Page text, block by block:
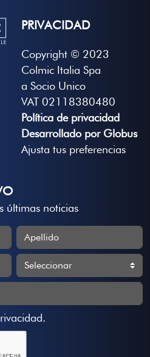
PRIVACIDAD
Copyright © 2023
Colmic Italia Spa
a Socio Unico
VAT 02118380480
Política de privacidad
Desarrollado por Globus
Ajusta tus preferencias
últimas noticias
.